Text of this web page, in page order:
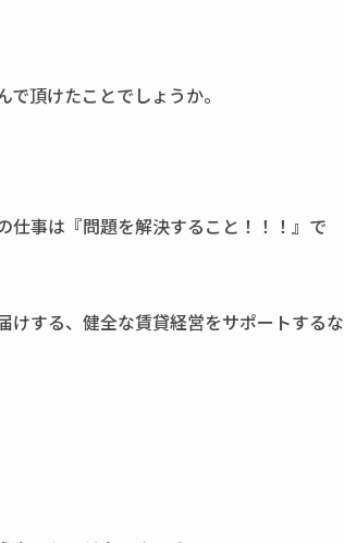
頂けたことでしょうか。
仕事は『問題を解決すること！！！』で
けする、健全な賃貸経営をサポートするな